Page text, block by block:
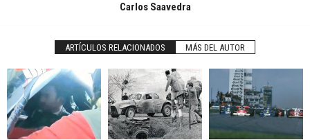
Carlos Saavedra
ARTÍCULOS RELACIONADOS MÁS DEL AUTOR